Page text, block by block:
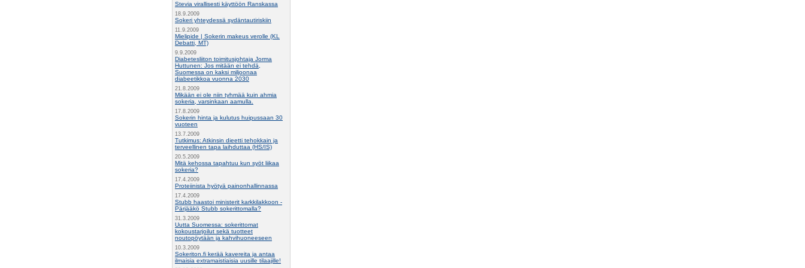
Stevia virallisesti käyttöön Ranskassa
18.9.2009
Sokeri yhteydessä sydäntautiriskiin
11.9.2009
Mielipide | Sokerin makeus verolle (KL
Debatti, MT)
9.9.2009
Diabetesliiton toimitusjohtaja Jorma
Huttunen: Jos mitään ei tehdä,
Suomessa on kaksi miljoonaa
diabeetikkoa vuonna 2030
21.8.2009
Mikään ei ole niin tyhmää kuin ahmia
sokeria, varsinkaan aamulla.
17.8.2009
Sokerin hinta ja kulutus huipussaan 30
vuoteen
13.7.2009
Tutkimus: Atkinsin dieetti tehokkain ja
terveellinen tapa laihduttaa (HS/IS)
20.5.2009
Mitä kehossa tapahtuu kun syöt liikaa
sokeria?
17.4.2009
Proteiinista hyötyä painonhallinnassa
17.4.2009
Stubb haastoi ministerit karkkilakkoon -
Pärjääkö Stubb sokerittomalla?
31.3.2009
Uutta Suomessa: sokerittomat
kokoustarjoilut sekä tuotteet
noutopöytään ja kahvihuoneeseen
10.3.2009
Sokeriton.fi kerää kavereita ja antaa
ilmaisia extramaistiaisia uusille tilaajille!